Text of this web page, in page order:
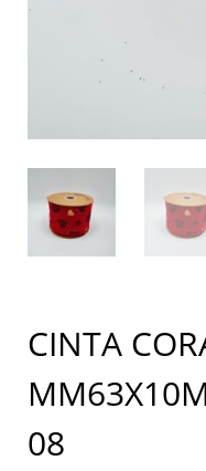
CINTA
08